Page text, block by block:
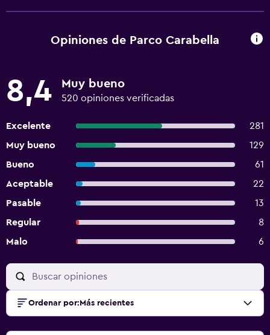
Opiniones de Parco Carabella
8,4 Muy bueno
520 opiniones verificadas
Excelente
281
Muy bueno
129
Bueno
61
Aceptable
22
Pasable
13
Regular
8
Malo
6
Ordenar por: Más recientes